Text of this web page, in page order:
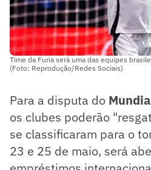
Time da Furia será uma das equipes
(Foto: Reprodução/Redes Sociais)
Para a disputa do
os clubes poderão
se classificaram para o
23 e 25 de maio, será